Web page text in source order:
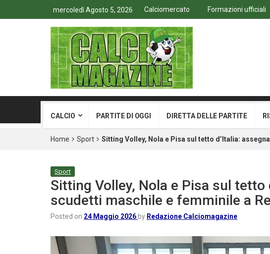
mercoledì Agosto 5, 2026 Calciomercato Formazioni ufficiali
CALCIO PARTITE DI OGGI DIRETTA DELLE PARTITE
Home Sport Sitting Volley, Nola e Pisa sul tetto d’Italia:
Sport
Sitting Volley, Nola e Pisa sul tetto
scudetti maschile e femminile a
Posted on 24 Maggio 2026 by Redazione Calciomagazine